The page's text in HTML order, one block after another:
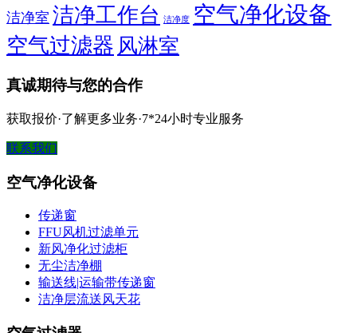
洁净室 洁净工作台 洁净度 空气净化设备
空气过滤器 风淋室
真诚期待与您的合作
获取报价·了解更多业务·7*24小时专业服务
联系我们
空气净化设备
传递窗
FFU风机过滤单元
新风净化过滤柜
无尘洁净棚
输送线|运输带传递窗
洁净层流送风天花